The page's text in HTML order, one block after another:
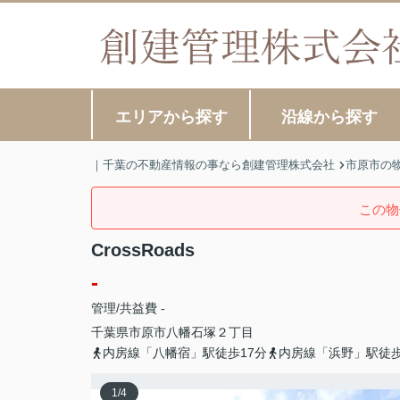
エリアから探す 沿線から探す
｜千葉の不動産情報の事なら創建管理株式会社 市原市の
この
CrossRoads
-
管理/共益費 -
千葉県市原市八幡石塚 ２丁目
内房線「八幡宿」駅徒歩17分
内房線「浜野」駅徒
1/4